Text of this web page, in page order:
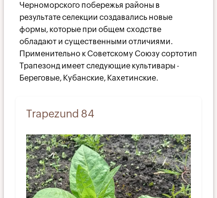
Черноморского побережья районы в
результате селекции создавались новые
формы, которые при общем сходстве
обладают и существенными отличиями.
Применительно к Советскому Союзу сортотип
Трапезонд имеет следующие культивары -
Береговые, Кубанские, Кахетинские.
Trapezund 84